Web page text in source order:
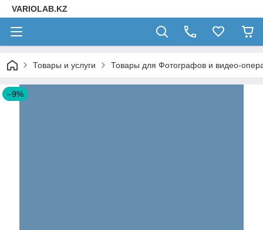
VARIOLAB.KZ
Товары и услуги Товары для Фотографов и видео-
–9%